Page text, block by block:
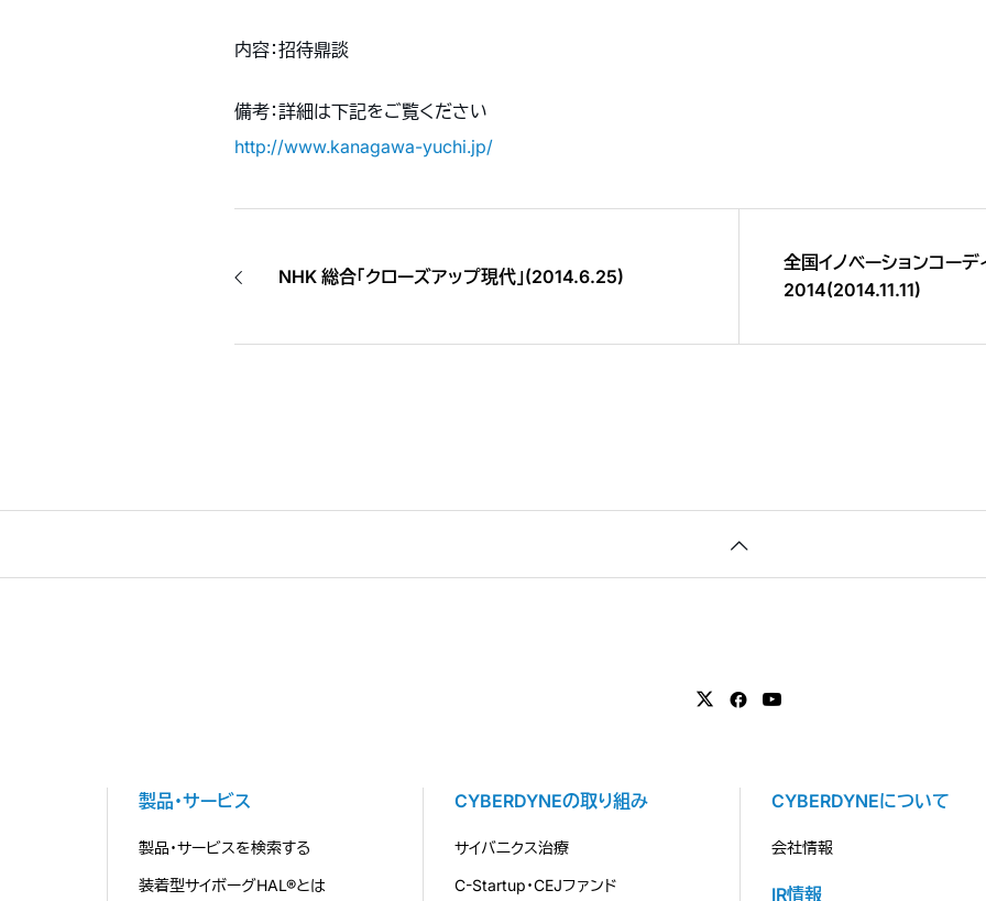
内容：招待鼎談
備考：詳細は下記をご覧ください
http://www.kanagawa-yuchi.jp/
NHK 総合「クローズアップ現代」(2014.6.25)
全国イノベーションコーデ
2014(2014.11.11)
製品・サービス
製品・サービスを検索する
装着型サイボーグHAL®とは
CYBERDYNEの取り組み
サイバニクス治療
C-Startup・CEJファンド
CYBERDYNEについて
会社情報
IR情報